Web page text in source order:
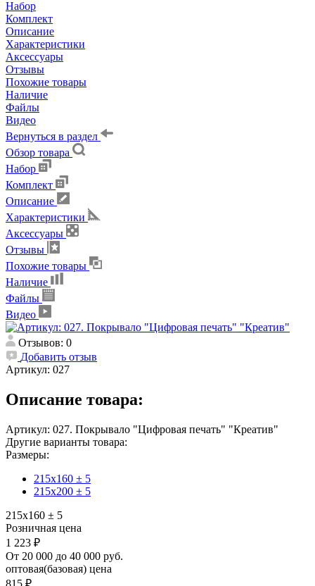
Набор
Комплект
Описание
Характеристики
Аксессуары
Отзывы
Похожие товары
Наличие
Файлы
Видео
Вернуться в раздел
Обзор товара
Набор
Комплект
Описание
Характеристики
Аксессуары
Отзывы
Похожие товары
Наличие
Файлы
Видео
Отзывов: 0
Добавить отзыв
Артикул: 027
Описание товара:
Артикул: 027. Покрывало "Цифровая печать" "Креатив"
Другие варианты товара:
Размеры:
215х160 ± 5
215х200 ± 5
215х160 ± 5
Розничная цена
1 223 ₽
От 20 000 до 40 000 руб.
оптовая(базовая) цена
815 ₽